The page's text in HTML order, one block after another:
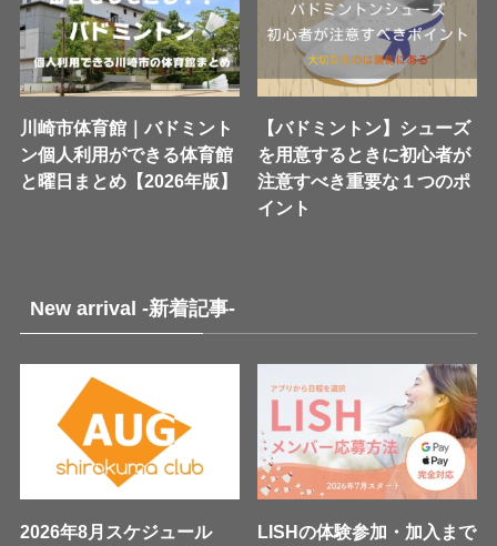
川崎市体育館｜バドミント
ン個人利用ができる体育館
と曜日まとめ【2026年版】
【バドミントン】シューズ
を用意するときに初心者が
注意すべき重要な１つのポ
イント
New arrival -新着記事-
2026年8月スケジュール LISHの体験参加・加入まで